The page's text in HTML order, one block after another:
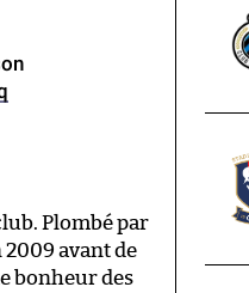
Plombé par
avant de
bonheur des